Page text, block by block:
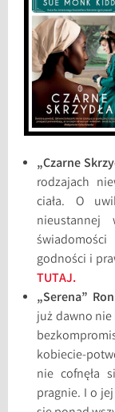
„Czarne
rodzajach
ciała. O
godności i
TUTAJ.
„Serena”
już dawno nie
kobiecie-
nie cofnęła
pragnie. I o